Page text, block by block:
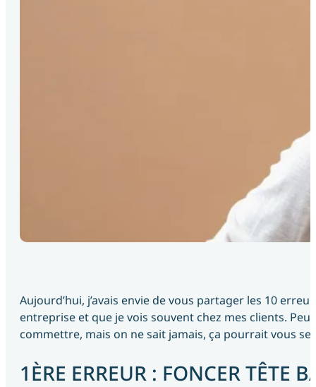
Aujourd’hui, j’avais envie de vous partager les 10
entreprise et que je vois souvent chez mes clients.
commettre, mais on ne sait jamais, ça pourrait vous
1ÈRE ERREUR : FONCER TÊTE